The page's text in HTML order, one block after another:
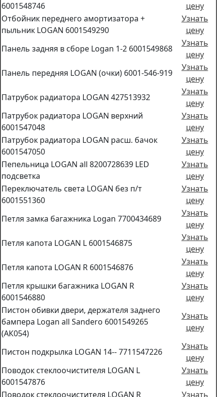
6001548746
цену
Отбойник переднего амортизатора +
пыльник LOGAN 6001549290
Узнать
цену
Панель задняя в сборе Logan 1-2 6001549868
Узнать
цену
Панель передняя LOGAN (очки) 6001-546-919
Узнать
цену
Патрубок радиатора LOGAN 427513932
Узнать
цену
Патрубок радиатора LOGAN верхний
6001547048
Узнать
цену
Патрубок радиатора LOGAN расш. бачок
6001547050
Узнать
цену
Пепельница LOGAN all 8200728639 LED
подсветка
Узнать
цену
Переключатель света LOGAN без п/т
6001551360
Узнать
цену
Петля замка багажника Logan 7700434689
Узнать
цену
Петля капота LOGAN L 6001546875
Узнать
цену
Петля капота LOGAN R 6001546876
Узнать
цену
Петля крышки багажника LOGAN R
6001546880
Узнать
цену
Пистон обивки двери, держателя заднего
бампера Logan all Sandero 6001549265
(АК054)
Узнать
цену
Пистон подкрылка LOGAN 14-- 7711547226
Узнать
цену
Поводок стеклоочистителя LOGAN L
6001547876
Узнать
цену
Поводок стеклоочистителя LOGAN R
Узнать